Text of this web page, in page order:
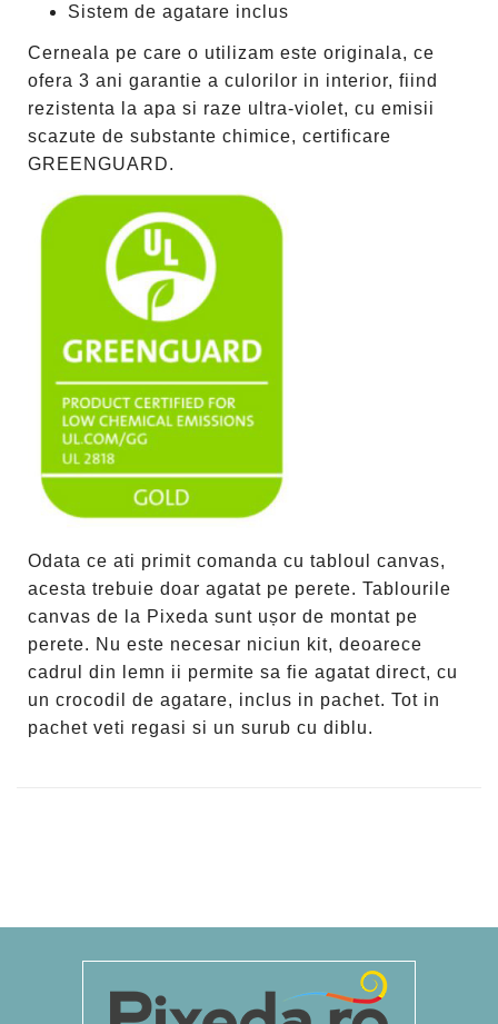
Sistem de agatare inclus
Cerneala pe care o utilizam este originala, ce
ofera 3 ani garantie a culorilor in interior, fiind
rezistenta la apa si raze ultra-violet, cu emisii
scazute de substante chimice, certificare
GREENGUARD.
Odata ce ati primit comanda cu tabloul canvas,
acesta trebuie doar agatat pe perete. Tablourile
canvas de la Pixeda sunt ușor de montat pe
perete. Nu este necesar niciun kit, deoarece
cadrul din lemn ii permite sa fie agatat direct, cu
un crocodil de agatare, inclus in pachet. Tot in
pachet veti regasi si un surub cu diblu.